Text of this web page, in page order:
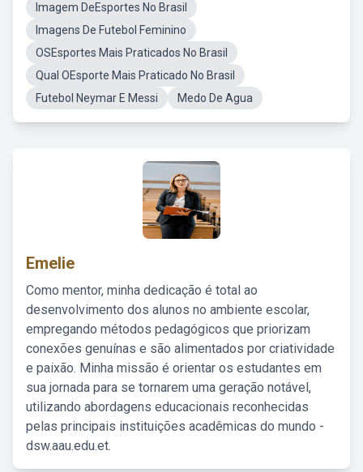
Imagem DeEsportes No Brasil
Imagens De Futebol Feminino
OSEsportes Mais Praticados No Brasil
Qual OEsporte Mais Praticado No Brasil
Futebol Neymar E Messi
Medo De Agua
Emelie
Como mentor, minha dedicação é total ao
desenvolvimento dos alunos no ambiente escolar,
empregando métodos pedagógicos que priorizam
conexões genuínas e são alimentados por criatividade
e paixão. Minha missão é orientar os estudantes em
sua jornada para se tornarem uma geração notável,
utilizando abordagens educacionais reconhecidas
pelas principais instituições acadêmicas do mundo -
dsw.aau.edu.et.